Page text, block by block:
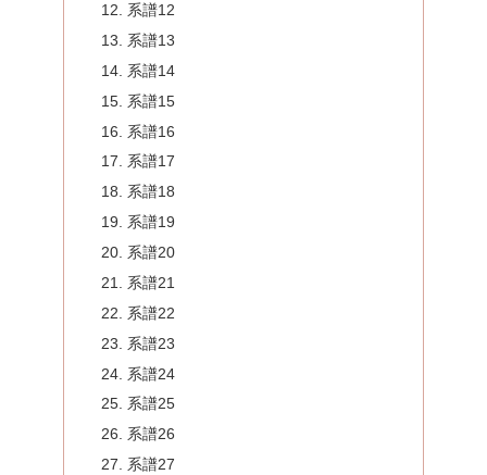
系譜12
系譜13
系譜14
系譜15
系譜16
系譜17
系譜18
系譜19
系譜20
系譜21
系譜22
系譜23
系譜24
系譜25
系譜26
系譜27